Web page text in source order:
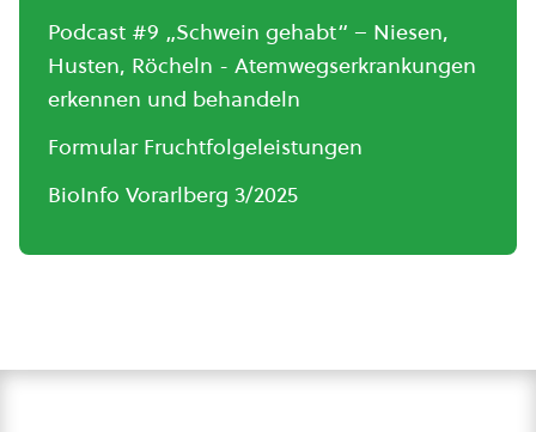
Podcast #9 „Schwein gehabt“ – Niesen,
Husten, Röcheln - Atemwegserkrankungen
erkennen und behandeln
Formular Fruchtfolgeleistungen
BioInfo Vorarlberg 3/2025